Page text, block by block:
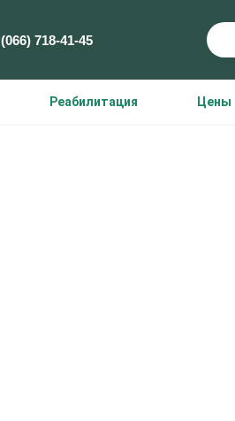
(066) 718-41-45
Реабилитация Цены